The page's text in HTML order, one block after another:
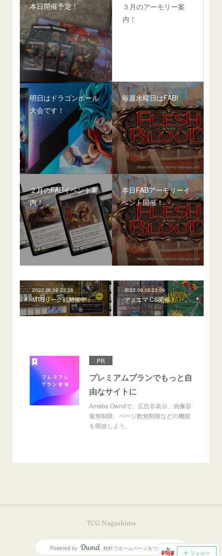
本日開催予定！
３月のアーモリー案
内！
明日はドラゴンボール
大会です！
毎週水曜日はFAB!
２月のFABイベント案
内！
本日FABアーモリーイ
ベント開催！
2022.06.09 23:38
MTGリーグ戦開催中！
2022.06.05 23:09
デュエマ CS開催！
PR
プレミアムプランでもっと自
由なサイトに
Ameba Owndで、広告非表示、画像容
量無制限、ページ数無制限などの機能
を開放しよう。
フォロー
TCG Nagashima
Powered by AmebaOwnd
無料でホームページをつくろう